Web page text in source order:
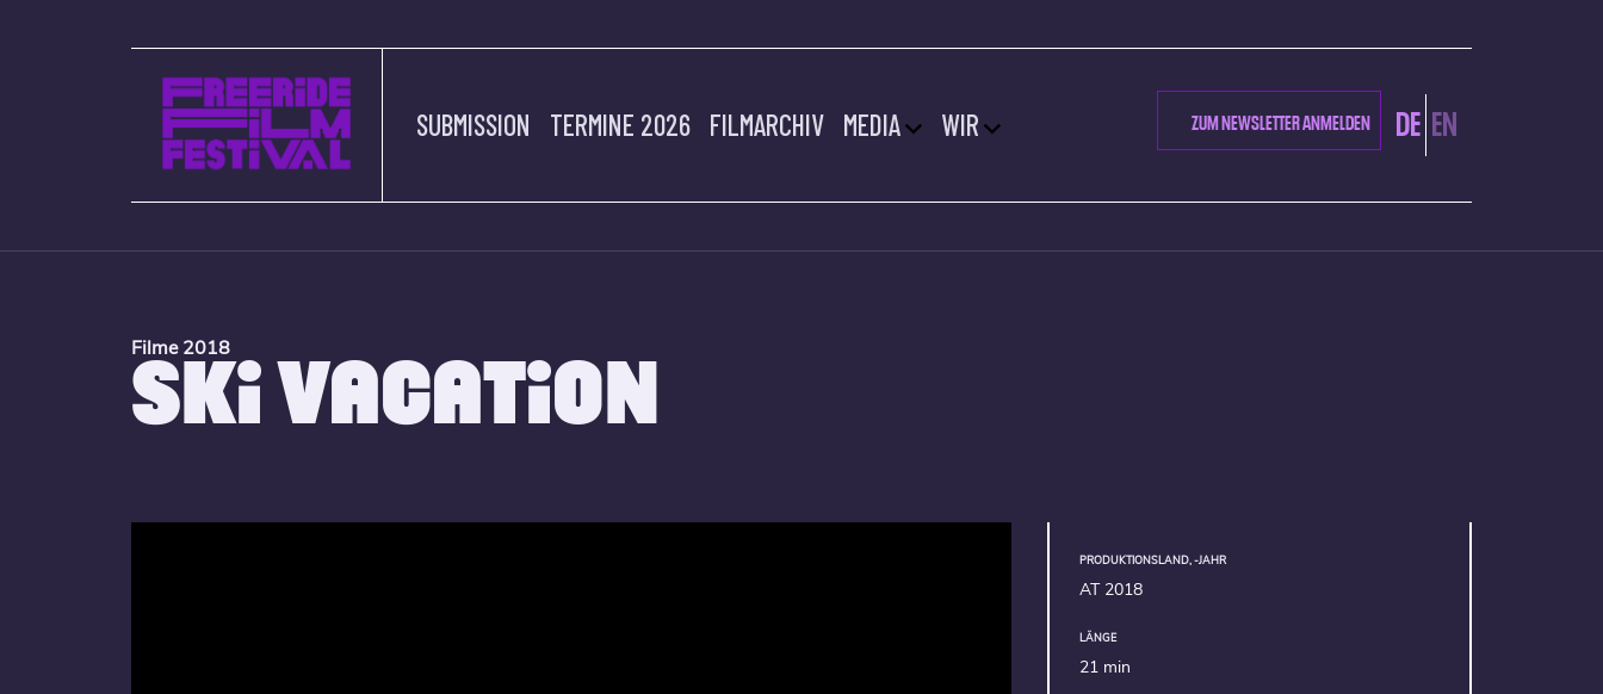
SUBMISSION TERMINE 2026 FILMARCHIV MEDIA WIR ZUM NEWSLETTER ANMELDEN DE EN
Filme 2018
SKI VACATION
PRODUKTIONSLAND, -JAHR
AT 2018
LÄNGE
21 min